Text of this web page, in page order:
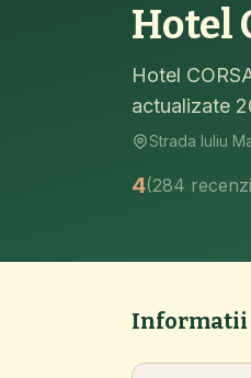
Hotel
Hotel
actualizate
Strada Iuliu
4(284
Informatii